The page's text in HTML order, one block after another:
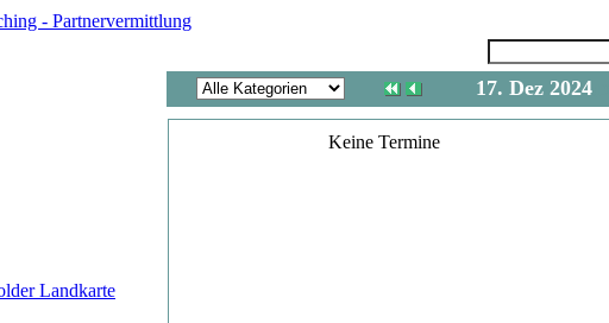
Landkarte
17. Dez 2024(Di)
Keine Termine